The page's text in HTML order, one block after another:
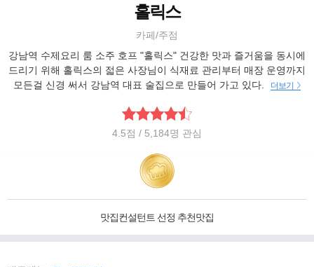
홀릭스
카페/주점
강남역 수제요리 룸 소주 호프 "홀릭스" 건강한 맛과 즐거움을 동시에
드리기 위해 홀릭스의 젋은 사장님이 식재료 관리부터 매장 운영까지
모든걸 신경 써서 강남역 대표 술집으로 만들어 가고 있다.
더보기
4.5점 / 5,184명 관심
맛집컨설턴트 선정 추천맛집